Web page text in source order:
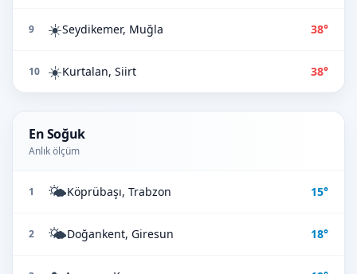
9 ☀️Seydikemer, Muğla 38°
10 ☀️Kurtalan, Siirt 38°
En Soğuk
Anlık ölçüm
1 🌤️Köprübaşı, Trabzon 15°
2 🌤️Doğankent, Giresun 18°